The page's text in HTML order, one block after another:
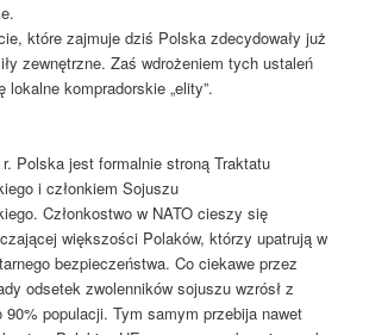
które zajmuje dziś Polska zdecydowały już
zewnętrzne. Zaś wdrożeniem tych ustaleń
lokalne kompradorskie „elity”.
Polska jest formalnie stroną Traktatu
i członkiem Sojuszu
Członkostwo w NATO cieszy się
większości Polaków, którzy upatrują w
bezpieczeństwa. Co ciekawe przez
odsetek zwolenników sojuszu wzrósł z
90% populacji. Tym samym przebija nawet